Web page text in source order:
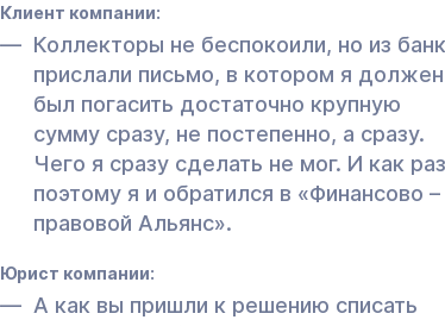
Клиент компании:
Коллекторы не беспокоили, но из
прислали письмо, в котором я должен
был погасить достаточно крупную
сумму сразу, не постепенно, а сразу.
Чего я сразу сделать не мог. И как раз
поэтому я и обратился в «Финансово –
правовой Альянс».
Юрист компании:
А как вы пришли к решению списать